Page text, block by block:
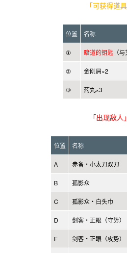
「可获得道具
位置 名称
① 暗道的钥匙（与
② 金刚屑×2
③ 药丸×3
「出现敌人」
位置 名称
A 赤备・小太刀双刀
B 孤影众
C 孤影众・白头巾
D 剑客・正眼（守势）
E 剑客・正眼（攻势）